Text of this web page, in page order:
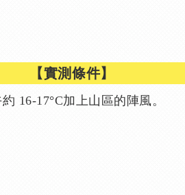
【實測條件】
16-17°C加上山區的陣風。